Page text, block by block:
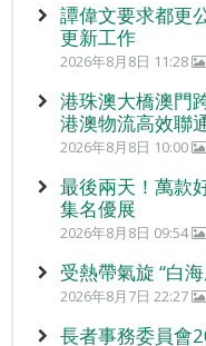
譚偉文要求都更
更新工作
2026年8月8日 11:28
港珠澳大橋澳門
港澳物流高效聯
2026年8月8日 10:00
最後兩天！萬款
集名優展
2026年8月8日 09:54
受熱帶氣旋 “白
2026年8月7日 22:27
長者事務委員會